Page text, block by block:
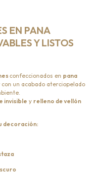
EN PANA
Y LISTOS
confeccionados en pana
un acabado aterciopelado
invisible y relleno de vellón
decoración: